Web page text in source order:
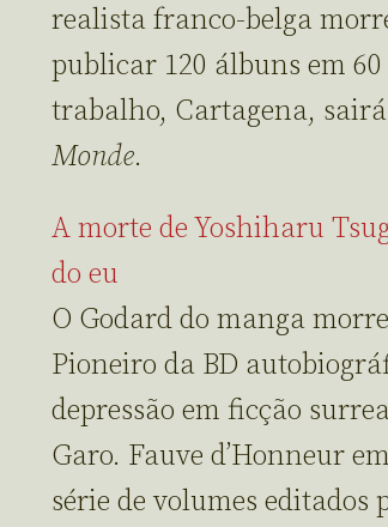
realista franco-belga
publicar 120 álbuns em
trabalho, Cartagena,
Monde.
A morte de Yoshiharu
do eu
O Godard do manga
Pioneiro da BD
depressão em ficção
Garo. Fauve d’Honneur
série de volumes